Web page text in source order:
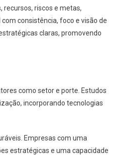
riscos e metas,
consistência, foco e visão de
claras, promovendo
como setor e porte. Estudos
incorporando tecnologias
Empresas com uma
estratégicas e uma capacidade